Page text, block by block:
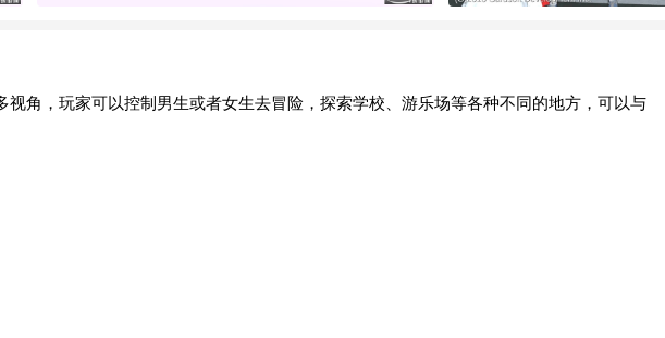
角，玩家可以控制男生或者女生去冒险，探索学校、游乐场等各种不同的地方，可以与